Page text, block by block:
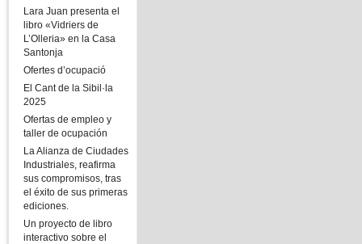
Lara Juan presenta el
libro «Vidriers de
L’Olleria» en la Casa
Santonja
Ofertes d’ocupació
El Cant de la Sibil·la
2025
Ofertas de empleo y
taller de ocupación
La Alianza de Ciudades
Industriales, reafirma
sus compromisos, tras
el éxito de sus primeras
ediciones.
Un proyecto de libro
interactivo sobre el